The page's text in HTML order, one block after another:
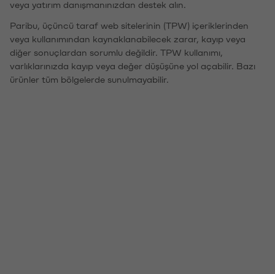
veya yatırım danışmanınızdan destek alın.
Paribu, üçüncü taraf web sitelerinin (TPW) içeriklerinden
veya kullanımından kaynaklanabilecek zarar, kayıp veya
diğer sonuçlardan sorumlu değildir. TPW kullanımı,
varlıklarınızda kayıp veya değer düşüşüne yol açabilir. Bazı
ürünler tüm bölgelerde sunulmayabilir.